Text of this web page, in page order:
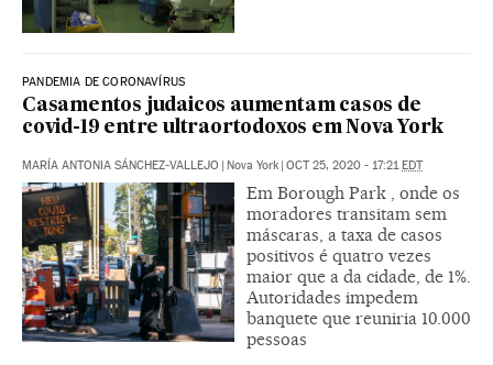
PANDEMIA DE CORONAVÍRUS
Casamentos judaicos aumentam casos de
covid-19 entre ultraortodoxos em Nova York
MARÍA ANTONIA SÁNCHEZ-VALLEJO | Nova York | OCT 25, 2020 - 17:21EDT
Em Borough Park , onde os
moradores transitam sem
máscaras, a taxa de casos
positivos é quatro vezes
maior que a da cidade, de 1%.
Autoridades impedem
banquete que reuniria 10.000
pessoas